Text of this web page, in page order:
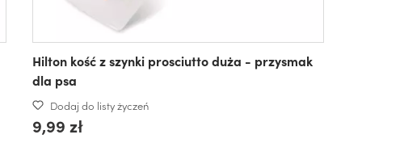
Hilton kość z szynki prosciutto duża - przysmak
dla psa
Dodaj do listy życzeń
9,99 zł